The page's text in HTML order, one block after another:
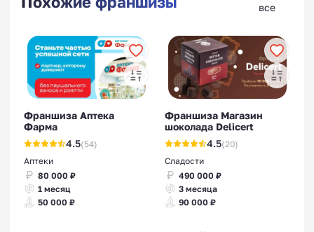
все
Франшиза Аптека
Фарма
4.5(54)
Аптеки
80 000 ₽
1 месяц
50 000 ₽
Франшиза Магазин
шоколада Delicert
4.5(20)
Сладости
490 000 ₽
3 месяца
90 000 ₽